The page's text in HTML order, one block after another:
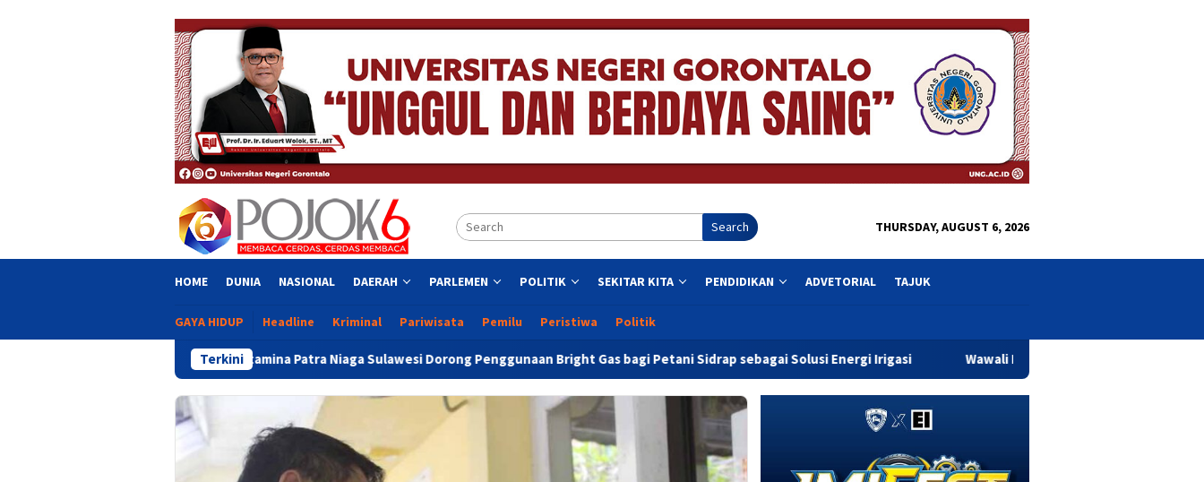
Search THURSDAY, AUGUST 6, 2026
HOME DUNIA NASIONAL DAERAH PARLEMEN POLITIK SEKITAR KITA PENDIDIKAN ADVETORIAL TAJUK
GAYA HIDUP Headline Kriminal Pariwisata Pemilu Peristiwa Politik
Terkini
Pertamina Patra Niaga Sulawesi Dorong Penggunaan Bright Gas bagi Petani Sidrap sebagai Solusi Energi Irigasi Wawali Indra Gobel Tegaskan Komitmen Pemkot Tingkatkan